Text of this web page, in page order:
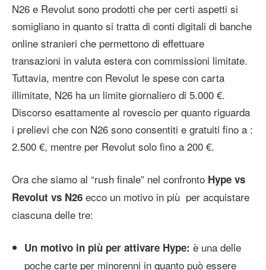
N26 e Revolut sono prodotti che per certi aspetti si
somigliano in quanto si tratta di conti digitali di banche
online stranieri che permettono di effettuare
transazioni in valuta estera con commissioni limitate.
Tuttavia, mentre con Revolut le spese con carta
illimitate, N26 ha un limite giornaliero di 5.000 €.
Discorso esattamente al rovescio per quanto riguarda
i prelievi che con N26 sono consentiti e gratuiti fino a :
2.500 €, mentre per Revolut solo fino a 200 €.
Ora che siamo al “rush finale” nel confronto Hype vs
Revolut vs N26 ecco un motivo in più per acquistare
ciascuna delle tre:
Un motivo in più per attivare Hype: è una delle
poche carte per minorenni in quanto può essere